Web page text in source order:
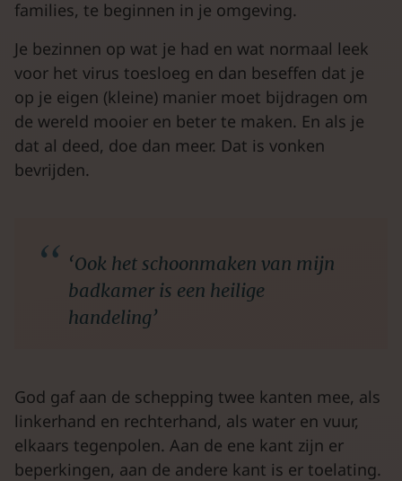
families, te beginnen in je omgeving.
Je bezinnen op wat je had en wat normaal leek
voor het virus toesloeg en dan beseffen dat je
op je eigen (kleine) manier moet bijdragen om
de wereld mooier en beter te maken. En als je
dat al deed, doe dan meer. Dat is vonken
bevrijden.
‘Ook het schoonmaken van mijn
badkamer is een heilige
handeling’
God gaf aan de schepping twee kanten mee, als
linkerhand en rechterhand, als water en vuur,
elkaars tegenpolen. Aan de ene kant zijn er
beperkingen, aan de andere kant is er toelating.